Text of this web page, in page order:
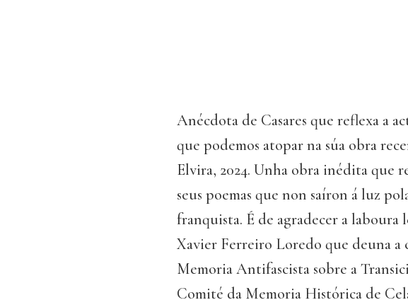
Anécdota de Casares que reflexa a
que podemos atopar na súa obra
Elvira, 2024. Unha obra inédita que
seus poemas que non saíron á luz
franquista. É de agradecer a
Xavier Ferreiro Loredo que deuna a
Memoria Antifascista sobre a
Comité da Memoria Histórica de